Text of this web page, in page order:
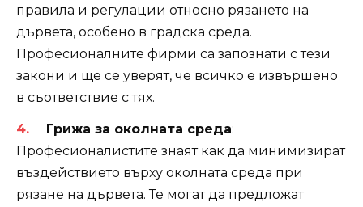
правила и регулации относно рязането на
дървета, особено в градска среда.
Професионалните фирми са запознати с тези
закони и ще се уверят, че всичко е извършено
в съответствие с тях.
Грижа за околната среда:
Професионалистите знаят как да минимизират
въздействието върху околната среда при
рязане на дървета. Те могат да предложат